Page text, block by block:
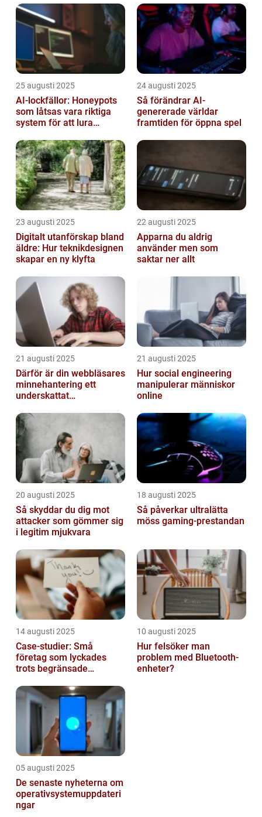
25 augusti 2025
AI-lockfällor: Honeypots
som låtsas vara riktiga
system för att lura
24 augusti 2025
Så förändrar AI-
genererade världar
framtiden för öppna spel
23 augusti 2025
Digitalt utanförskap bland
äldre: Hur teknikdesignen
skapar en ny klyfta
22 augusti 2025
Apparna du aldrig
använder men som
saktar ner allt
21 augusti 2025
Därför är din webbläsares
minnehantering ett
underskattat
21 augusti 2025
Hur social engineering
manipulerar människor
online
20 augusti 2025
Så skyddar du dig mot
attacker som gömmer sig
i legitim mjukvara
18 augusti 2025
Så påverkar ultralätta
möss gaming-prestandan
14 augusti 2025
Case-studier: Små
företag som lyckades
trots begränsade
10 augusti 2025
Hur felsöker man
problem med Bluetooth-
enheter?
05 augusti 2025
De senaste nyheterna om
operativsystemuppdateri
ngar